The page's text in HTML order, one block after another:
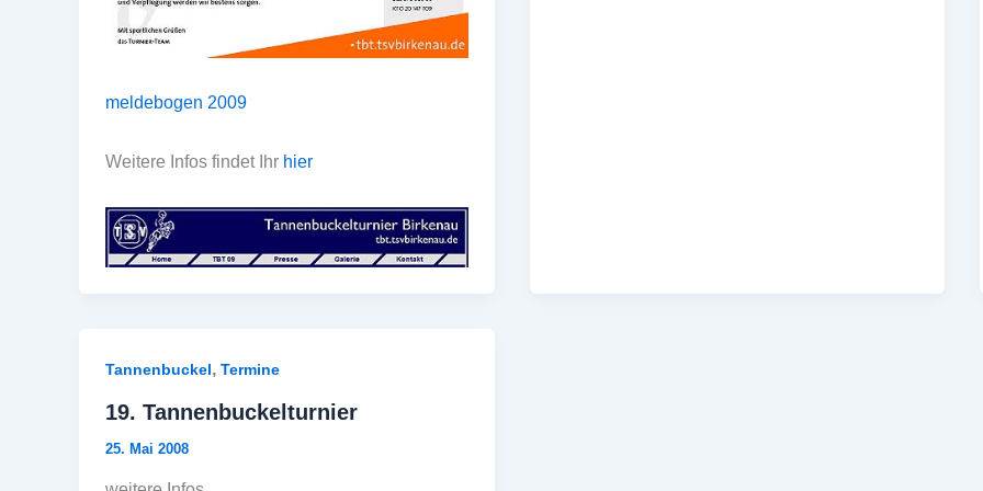
meldebogen 2009
Weitere Infos findet Ihr hier
Tannenbuckel, Termine
19. Tannenbuckelturnier
25. Mai 2008